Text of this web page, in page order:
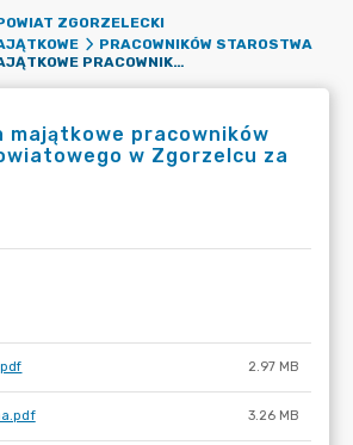
ZGORZELECKI
PRACOWNIKÓW STAROSTWA
OŚWIADCZENIA MAJĄTKOWE PRACOWNIKÓW STAROSTWA POWIATOWEGO W ZGORZELCU ZA 2025 ROK
majątkowe pracowników
w Zgorzelcu za
2.97 MB
3.26 MB